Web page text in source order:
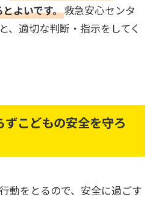
よいです。救急安心センタ
、適切な判断・指示をしてく
こどもの安全を守ろ
動をとるので、安全に過ごす